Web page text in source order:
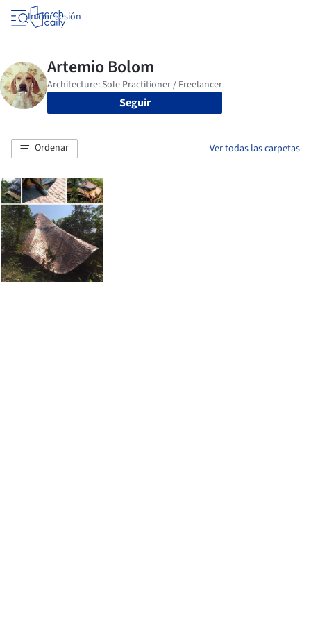
Iniciar sesión
Seguir
Ordenar Ver todas las carpetas